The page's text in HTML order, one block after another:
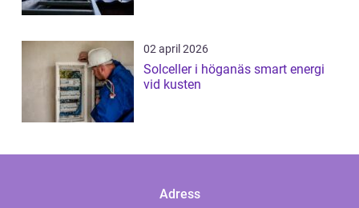
02 april 2026
Solceller i höganäs smart energi
vid kusten
Adress